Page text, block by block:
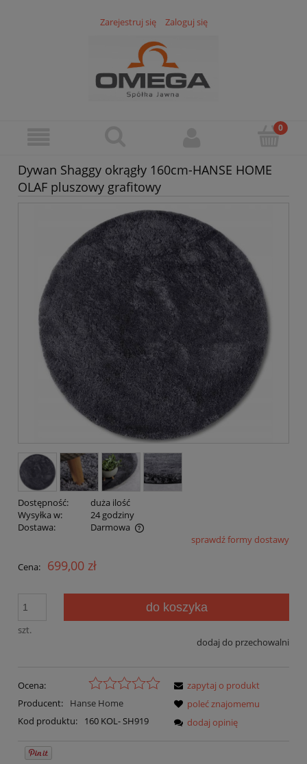
Zarejestruj się Zaloguj się
Dywan Shaggy okrągły 160cm-HANSE HOME
OLAF pluszowy grafitowy
Dostępność:
duża ilość
Wysyłka w:
24 godziny
Dostawa:
Darmowa
Cena nie zawiera ewentualnych kosztów płatnościsprawdź formy dostawy
Cena: 699,00 zł
szt.
do koszyka
dodaj do przechowalni
Ocena:
Producent:
Hanse Home
Kod produktu:
160 KOL- SH919
zapytaj o produkt
poleć znajomemu
dodaj opinię